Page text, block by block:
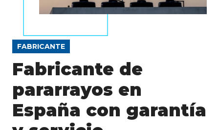
FABRICANTE
Fabricante de
pararrayos en
España con garantía